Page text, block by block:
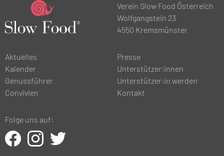
Verein Slow Food Österreich
Wolfgangstein 23
4550 Kremsmünster
Aktuelles
Kalender
Genussführer
Convivien
Presse
Unterstützer:innen
Unterstützer:in werden
Kontakt
Folge uns auf: